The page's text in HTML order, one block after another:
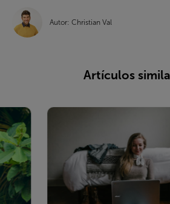
Autor: Christian Val
Artículos